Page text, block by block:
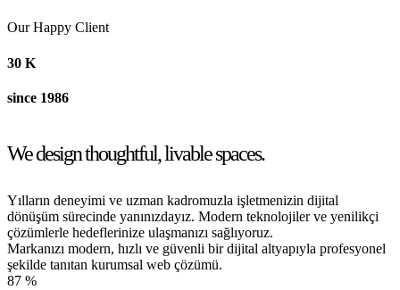
Our Happy Client
30 K
since 1986
We design thoughtful, livable spaces.
Yılların deneyimi ve uzman kadromuzla işletmenizin dijital
dönüşüm sürecinde yanınızdayız. Modern teknolojiler ve yenilikçi
çözümlerle hedeflerinize ulaşmanızı sağlıyoruz.
Markanızı modern, hızlı ve güvenli bir dijital altyapıyla profesyonel
şekilde tanıtan kurumsal web çözümü.
87 %